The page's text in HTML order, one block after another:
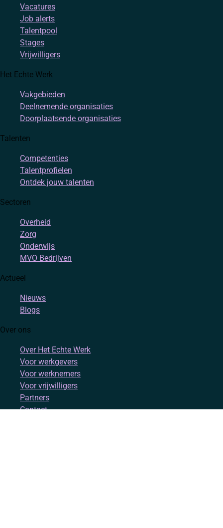
Vacatures
Job alerts
Talentpool
Stages
Vrijwilligers
Het Echte Werk
Vakgebieden
Deelnemende organisaties
Doorplaatsende organisaties
Talenten
Competenties
Talentprofielen
Ontdek jouw talenten
Sectoren
Overheid
Zorg
Onderwijs
MVO Bedrijven
Actueel
Nieuws
Blogs
Over ons
Over Het Echte Werk
Voor werkgevers
Voor werknemers
Voor vrijwilligers
Partners
Contact